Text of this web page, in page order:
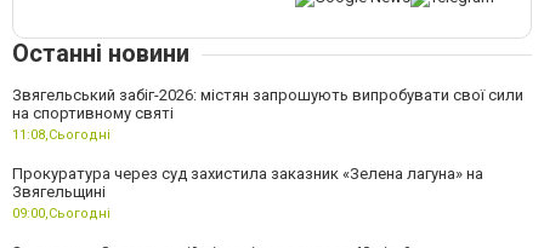
Останні новини
Звягельський забіг-2026: містян запрошують випробувати свої сили
на спортивному святі
11:08, Сьогодні
Прокуратура через суд захистила заказник «Зелена лагуна» на
Звягельщині
09:00, Сьогодні